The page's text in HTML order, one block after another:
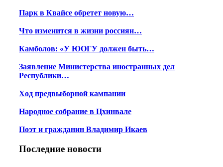
Парк в Квайсе обретет новую…
Что изменится в жизни россиян…
Камболов: «У ЮОГУ должен быть…
Заявление Министерства иностранных дел
Республики…
Ход предвыборной кампании
Народное собрание в Цхинвале
Поэт и гражданин Владимир Икаев
Последние новости